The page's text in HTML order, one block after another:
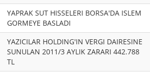
YAPRAK SUT HISSELERI BORSA'DA ISLEM
GORMEYE BASLADI
YAZICILAR HOLDING'IN VERGI DAIRESINE
SUNULAN 2011/3 AYLIK ZARARI 442.788
TL